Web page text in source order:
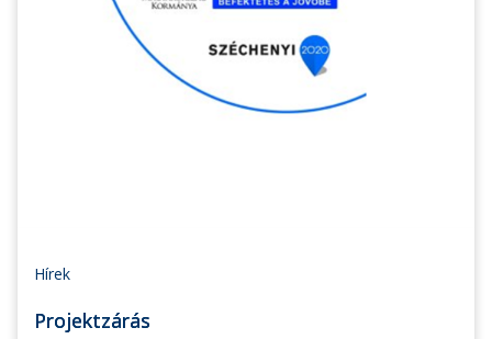
Hírek
Projektzárás